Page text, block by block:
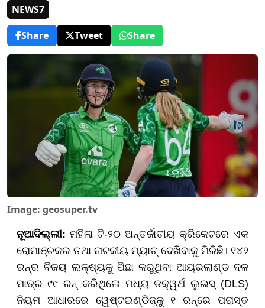
NEWS7
Share
Tweet Share
Image: geosuper.tv
ନୂଆଦିଲ୍ଲୀ: ମହିଳା ଟି-୨୦ ଅନ୍ତର୍ଜାତୀୟ କ୍ରିକେଟରେ ଏକ
ରୋମାଞ୍ଚକର ତଥା ନାଟକୀୟ ମ୍ୟାଚ୍ ଦେଖିବାକୁ ମିଳିଛି। ୧୪୨
ରନ୍‌ର ବିଜୟ ଲକ୍ଷ୍ୟକୁ ପିଛା କରୁଥିବା ଆୟରଲାଣ୍ଡ ଦଳ
ମାତ୍ର ୯୯ ରନ୍ କରିଥିଲେ ମଧ୍ୟ ଡକ୍‌ୱର୍ଥ ଲୁଇସ୍ (DLS)
ନିୟମ ଆଧାରରେ ୱେଷ୍ଟଇଣ୍ଡିଜ୍‌କୁ ୧ ରନ୍‌ରେ ପରାସ୍ତ